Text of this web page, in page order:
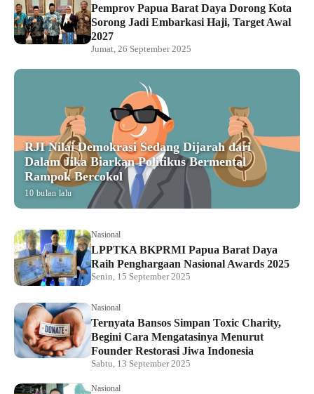
Pemprov Papua Barat Daya Dorong Kota
Sorong Jadi Embarkasi Haji, Target Awal
2027
Jumat, 26 September 2025
RJI Nilai Demokrasi Sedang Dijarah dari
Dalam Jika Biarkan Politikus Bermental
Rampok Bercokol
10 bulan lalu
Nasional
LPPTKA BKPRMI Papua Barat Daya
Raih Penghargaan Nasional Awards 2025
Senin, 15 September 2025
Nasional
Ternyata Bansos Simpan Toxic Charity,
Begini Cara Mengatasinya Menurut
Founder Restorasi Jiwa Indonesia
Sabtu, 13 September 2025
Nasional